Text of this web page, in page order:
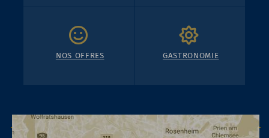
NOS OFFRES GASTRONOMIE